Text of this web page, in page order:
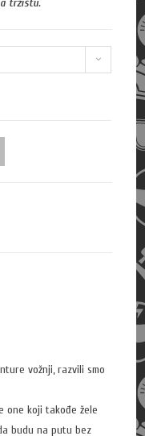
tržištu.
vožnji, razvili smo
one koji takođe žele
budu na putu bez